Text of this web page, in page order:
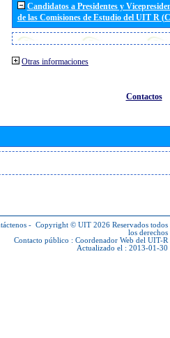
Candidatos a Presidentes y
de las Comisiones de Estudio del UIT R
Otras informaciones
Contactos
- Copyright © UIT 2026 Reservados todos
los derechos
Contacto público : Coordenador Web del UIT-R
Actualizado el : 2013-01-30